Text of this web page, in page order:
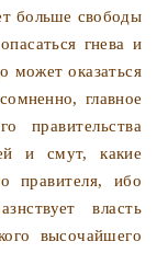
больше свобо­ды
гнева и
может оказаться
главное
правительства
и смут, какие
правителя, ибо
власть
высочайшего